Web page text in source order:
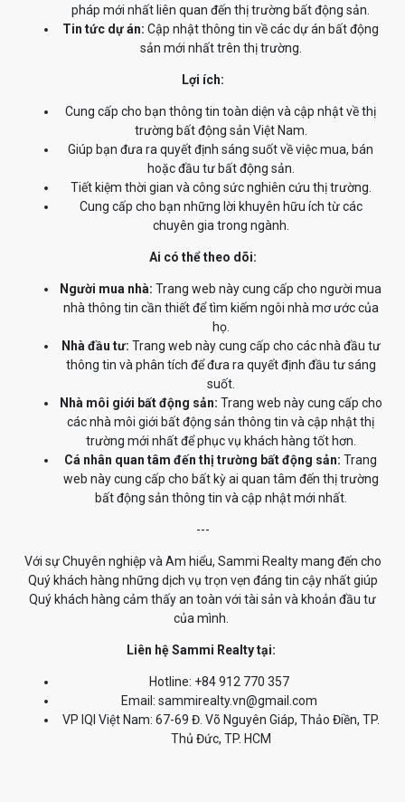
pháp mới nhất liên quan đến thị trường bất động sản.
Tin tức dự án: Cập nhật thông tin về các dự án bất động
sản mới nhất trên thị trường.
Lợi ích:
Cung cấp cho bạn thông tin toàn diện và cập nhật về thị
trường bất động sản Việt Nam.
Giúp bạn đưa ra quyết định sáng suốt về việc mua, bán
hoặc đầu tư bất động sản.
Tiết kiệm thời gian và công sức nghiên cứu thị trường.
Cung cấp cho bạn những lời khuyên hữu ích từ các
chuyên gia trong ngành.
Ai có thể theo dõi:
Người mua nhà: Trang web này cung cấp cho người mua
nhà thông tin cần thiết để tìm kiếm ngôi nhà mơ ước của
họ.
Nhà đầu tư: Trang web này cung cấp cho các nhà đầu tư
thông tin và phân tích để đưa ra quyết định đầu tư sáng
suốt.
Nhà môi giới bất động sản: Trang web này cung cấp cho
các nhà môi giới bất động sản thông tin và cập nhật thị
trường mới nhất để phục vụ khách hàng tốt hơn.
Cá nhân quan tâm đến thị trường bất động sản: Trang
web này cung cấp cho bất kỳ ai quan tâm đến thị trường
bất động sản thông tin và cập nhật mới nhất.
---
Với sự Chuyên nghiệp và Am hiểu, Sammi Realty mang đến cho
Quý khách hàng những dịch vụ trọn vẹn đáng tin cậy nhất giúp
Quý khách hàng cảm thấy an toàn với tài sản và khoản đầu tư
của mình.
Liên hệ Sammi Realty tại:
Hotline: +84 912 770 357
Email: sammirealty.vn@gmail.com
VP IQI Việt Nam: 67-69 Đ. Võ Nguyên Giáp, Thảo Điền, TP.
Thủ Đức, TP. HCM